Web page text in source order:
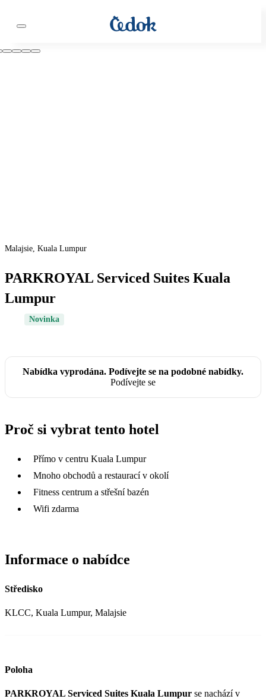
Malajsie, Kuala Lumpur
PARKROYAL Serviced Suites Kuala
Lumpur
Novinka
Nabídka vyprodána. Podívejte se na podobné nabídky.
Podívejte se
Proč si vybrat tento hotel
Přímo v centru Kuala Lumpur
Mnoho obchodů a restaurací v okolí
Fitness centrum a střešní bazén
Wifi zdarma
Informace o nabídce
Středisko
KLCC, Kuala Lumpur, Malajsie
Poloha
PARKROYAL Serviced Suites Kuala Lumpur se nachází v